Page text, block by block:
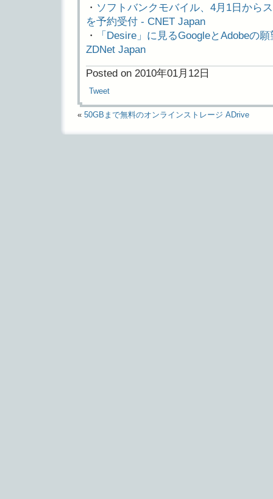
・ ソフトバンクモバイル、4月1日から
を予約受付 - CNET Japan
・
「Desire」に見るGoogleとAdobeの
ZDNet Japan
Posted on 2010年01月12日
Tweet
« 50GBまで無料のオンラインストレージ ADrive